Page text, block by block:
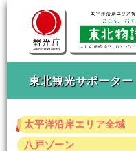
東北観光サポーター
太平洋沿岸エリア全域
八戸ゾーン